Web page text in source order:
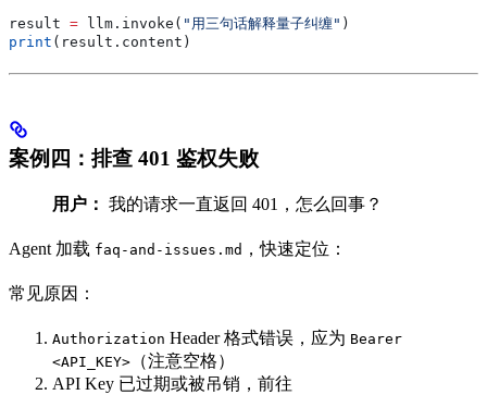
result = llm.invoke( "用三句话解释量子纠缠" )
print (result.content)
案例四：排查 401 鉴权失败
用户： 我的请求一直返回 401，怎么回事？
Agent 加载 faq-and-issues.md ，快速定位：
常见原因：
Authorization Header 格式错误，应为 Bearer
<API_KEY> （注意空格）
API Key 已过期或被吊销，前往